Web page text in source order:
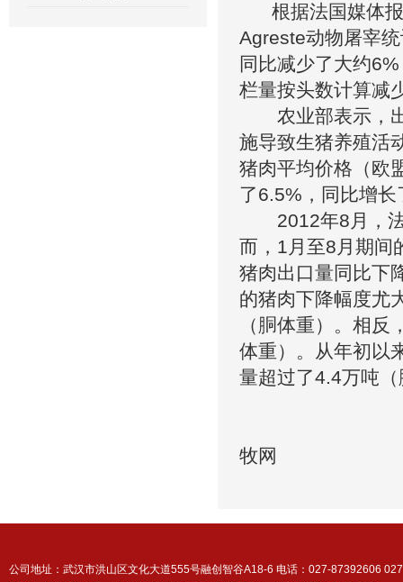
根据法国媒体报
Agreste动物屠宰
同比减少了大约
栏量按头数计算减
农业部表示，出
施导致生猪养殖活
猪肉平均价格（欧
了6.5%，同比增长
2012年8月，法
而，1月至8月期间
猪肉出口量同比下
的猪肉下降幅度尤
（胴体重）。相
体重）。从年初以
量超过了4.4万吨
牧网
公司地址：武汉市洪山区文化大道555号融创智谷A18-6 电话：027-87392606